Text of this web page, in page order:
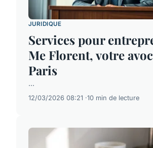
JURIDIQUE
Services pour
Me Florent, votre
Paris
...
12/03/2026 08:21 10 min de lecture